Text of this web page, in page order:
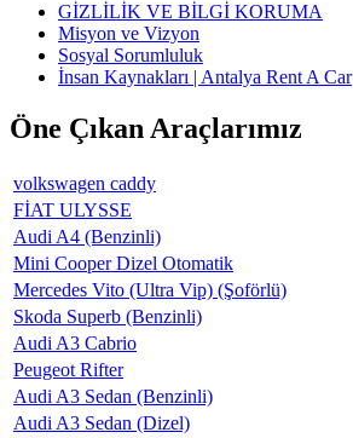
GİZLİLİK VE BİLGİ KORUMA
Misyon ve Vizyon
Sosyal Sorumluluk
İnsan Kaynakları | Antalya Rent A Car
Öne Çıkan Araçlarımız
volkswagen caddy
FİAT ULYSSE
Audi A4 (Benzinli)
Mini Cooper Dizel Otomatik
Mercedes Vito (Ultra Vip) (Şoförlü)
Skoda Superb (Benzinli)
Audi A3 Cabrio
Peugeot Rifter
Audi A3 Sedan (Benzinli)
Audi A3 Sedan (Dizel)